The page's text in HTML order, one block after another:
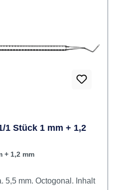
1 Stück 1 mm + 1,2
+ 1,2 mm
5,5 mm. Octogonal. Inhalt